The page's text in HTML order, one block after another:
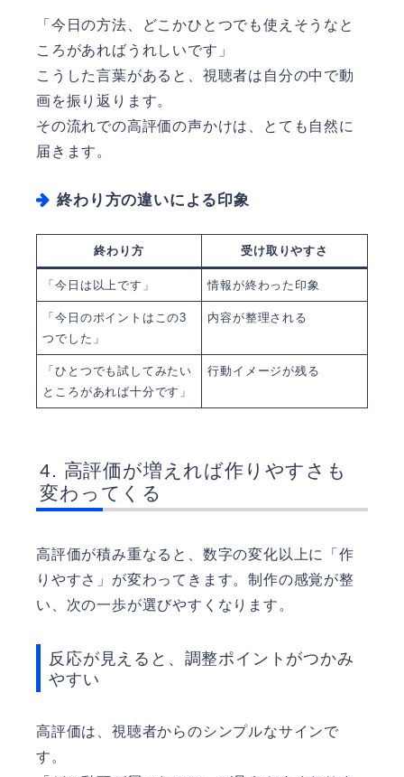
「今日の方法、どこかひとつでも使えそうなと
ころがあればうれしいです」
こうした言葉があると、視聴者は自分の中で動
画を振り返ります。
その流れでの高評価の声かけは、とても自然に
届きます。
終わり方の違いによる印象
終わり方 受け取りやすさ
「今日は以上です」 情報が終わった印象
「今日のポイントはこの3
つでした」
内容が整理される
「ひとつでも試してみたい
ところがあれば十分です」
行動イメージが残る
高評価が増えれば作りやすさも
変わってくる
高評価が積み重なると、数字の変化以上に「作
りやすさ」が変わってきます。制作の感覚が整
い、次の一歩が選びやすくなります。
反応が見えると、調整ポイントがつかみ
やすい
高評価は、視聴者からのシンプルなサインで
す。